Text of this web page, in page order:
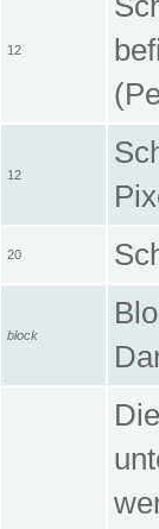
12
12
20
block